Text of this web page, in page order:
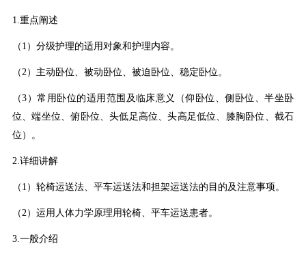
1.重点阐述
（1）分级护理的适用对象和护理内容。
（2）主动卧位、被动卧位、被迫卧位、稳定卧位。
（3）常用卧位的适用范围及临床意义（仰卧位、侧卧位、半坐卧
位、端坐位、俯卧位、头低足高位、头高足低位、膝胸卧位、截石
位）。
2.详细讲解
（1）轮椅运送法、平车运送法和担架运送法的目的及注意事项。
（2）运用人体力学原理用轮椅、平车运送患者。
3.一般介绍